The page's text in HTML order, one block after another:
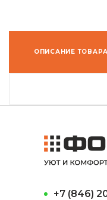
ОПИСАНИЕ ТОВАРА
+7 (846)